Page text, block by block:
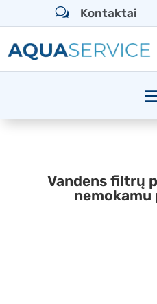
w Kontaktai
Vandens filtrų